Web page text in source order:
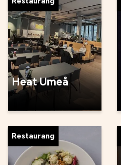
Heat Umeå
Restaurang